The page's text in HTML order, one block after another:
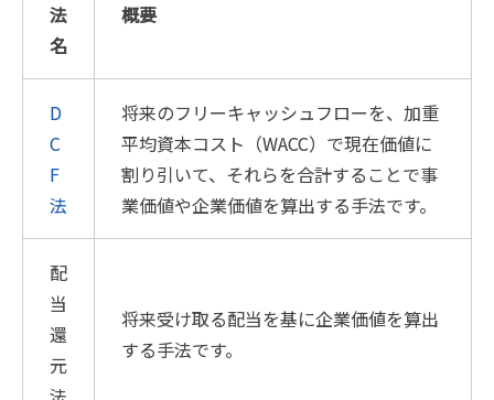
法
名
概要
D
C
F
法
将来のフリーキャッシュフローを、加重
平均資本コスト（WACC）で現在価値に
割り引いて、それらを合計することで事
業価値や企業価値を算出する手法です。
配
当
還
元
将来受け取る配当を基に企業価値を算出
する手法です。